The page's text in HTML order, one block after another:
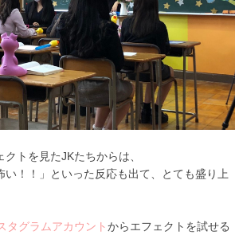
トを見たJKたちからは、
い！！」といった反応も出て、とても盛り上
タグラムアカウントからエフェクトを試せる